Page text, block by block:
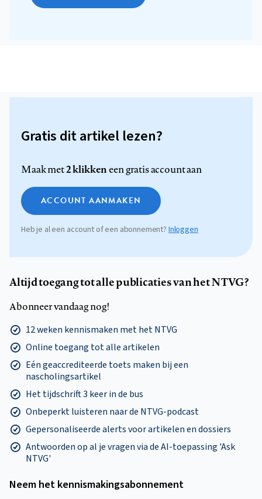
Gratis dit artikel lezen?
Maak met2 klikkeneen gratis account aan
ACCOUNT AANMAKEN
Heb je al een account of een abonnement? Inloggen
Altijd toegang tot alle publicaties van het NTVG?
Abonneer vandaag nog!
12 weken kennismaken met het NTVG
Online toegang tot alle artikelen
Eén geaccrediteerde toets maken bij een
nascholingsartikel
Het tijdschrift 3 keer in de bus
Onbeperkt luisteren naar de NTVG-podcast
Gepersonaliseerde alerts voor artikelen en dossiers
Antwoorden op al je vragen via de AI-toepassing 'Ask
NTVG'
Neem het kennismakings­abonnement